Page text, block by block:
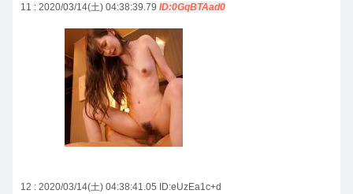
11 : 2020/03/14(土) 04:38:39.79 ID:0GqBTAad0
12 : 2020/03/14(土) 04:38:41.05 ID:eUzEa1c+d